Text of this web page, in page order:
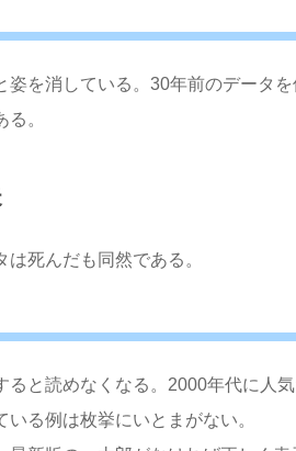
姿を消している。30年前のデータを
。
死んだも同然である。
と読めなくなる。2000年代に人
る例は枚挙にいとまがない。